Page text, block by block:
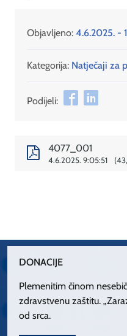
Objavljeno: 4.6.2025. -
Kategorija: Natječaji za
Podijeli:
4077_001
4.6.2025. 9:05:51
DONACIJE
Plemenitim činom
zdravstvenu zaštitu.
od srca.